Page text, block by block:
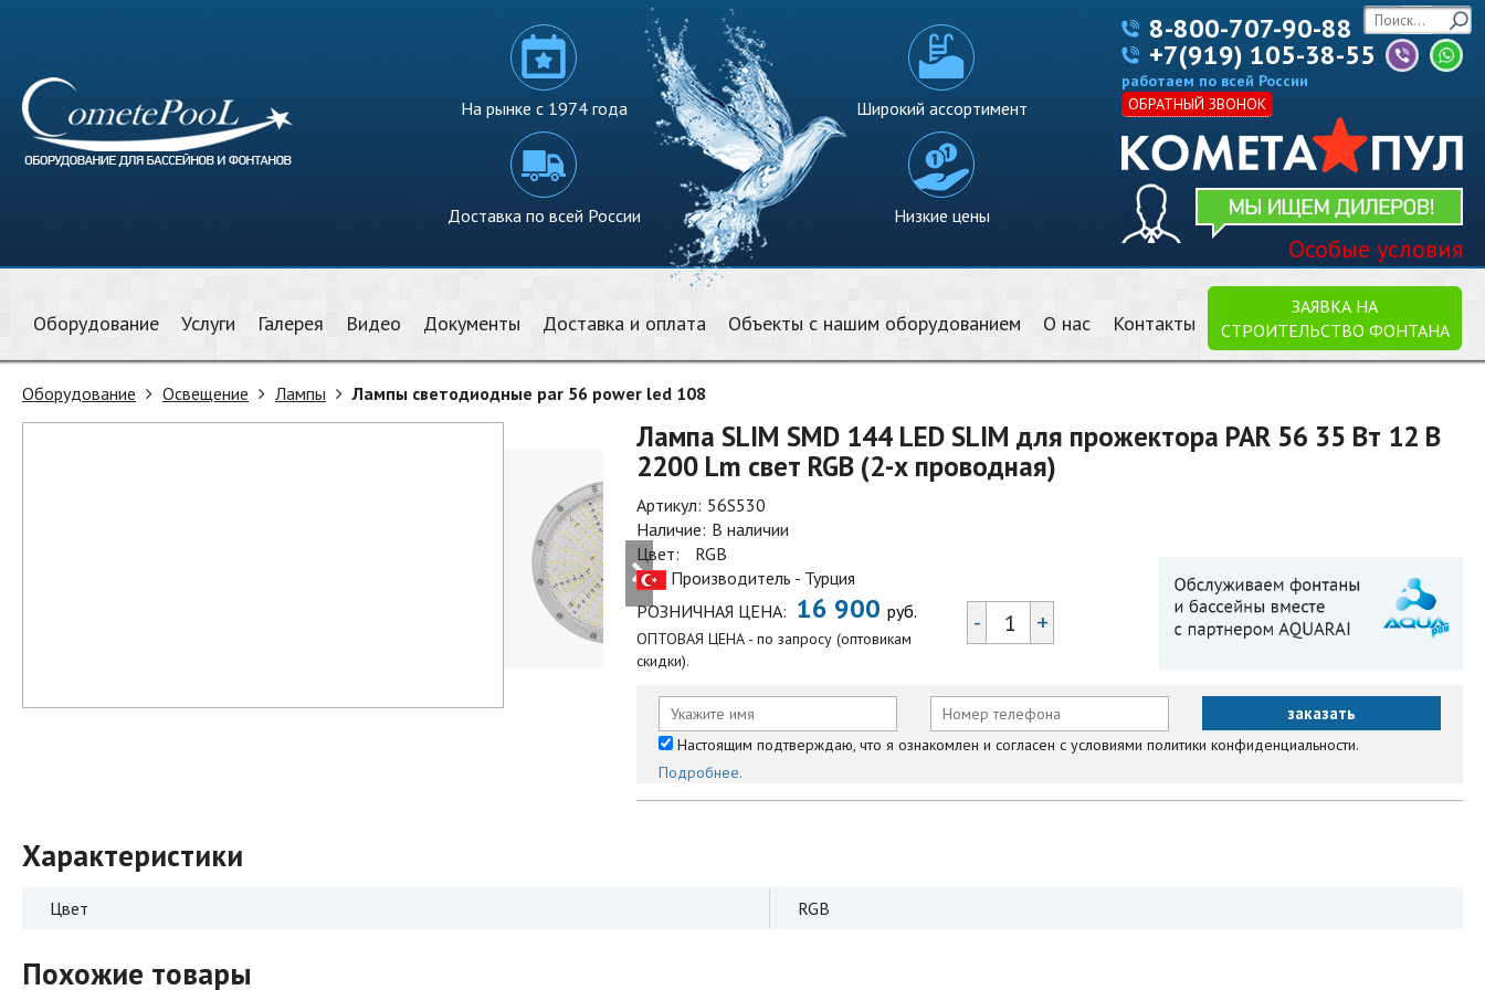
8-800-707-90-88
+7(919) 105-38-55
работаем по всей России
ОБРАТНЫЙ ЗВОНОК
Особые условия
На рынке с 1974 года Широкий ассортимент
Доставка по всей России Низкие цены
Оборудование Услуги Галерея Видео Документы Доставка и оплата Объекты с нашим оборудованием О нас Контакты
ЗАЯВКА НА
СТРОИТЕЛЬСТВО ФОНТАНА
Оборудование Освещение Лампы Лампы светодиодные par 56 power led 108
Лампа SLIM SMD 144 LED SLIM для прожектора PAR 56 35 Вт 12 В
2200 Lm свет RGB (2-х проводная)
Артикул: 56S530
Наличие: В наличии
Цвет:
RGB
Производитель - Турция
РОЗНИЧНАЯ ЦЕНА: 16 900 руб.
ОПТОВАЯ ЦЕНА - по запросу (оптовикам
скидки).
- +
Настоящим подтверждаю, что я ознакомлен и согласен с условиями политики конфиденциальности.
Подробнее.
Характеристики
Цвет RGB
Похожие товары